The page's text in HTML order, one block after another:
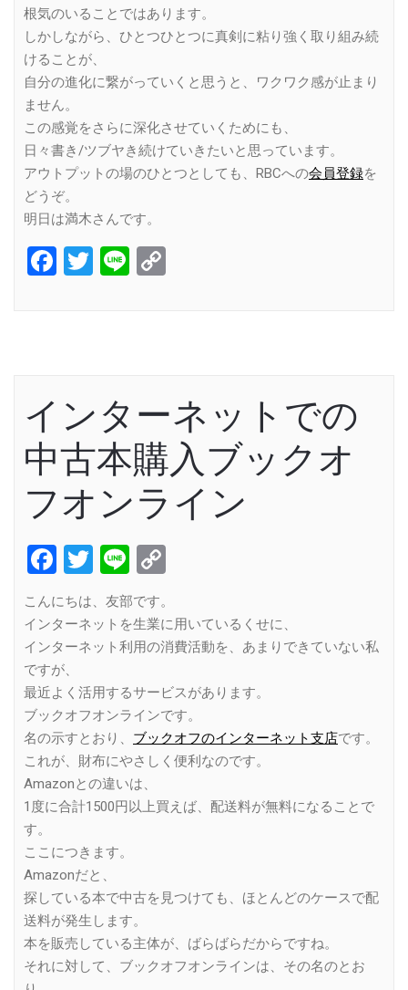
根気のいることではあります。
しかしながら、ひとつひとつに真剣に粘り強く取り組み続
けることが、
自分の進化に繋がっていくと思うと、ワクワク感が止まり
ません。
この感覚をさらに深化させていくためにも、
日々書き/ツブヤき続けていきたいと思っています。
アウトプットの場のひとつとしても、RBCへの会員登録を
どうぞ。
明日は満木さんです。
Facebook
Twitter
Line
インターネットでの
中古本購入ブックオ
フオンライン
Facebook
Twitter
Line
こんにちは、友部です。
インターネットを生業に用いているくせに、
インターネット利用の消費活動を、あまりできていない私
ですが、
最近よく活用するサービスがあります。
ブックオフオンラインです。
名の示すとおり、 ブックオフのインターネット支店です。
これが、財布にやさしく便利なのです。
Amazonとの違いは、
1度に合計1500円以上買えば、配送料が無料になることで
す。
ここにつきます。
Amazonだと、
探している本で中古を見つけても、ほとんどのケースで配
送料が発生します。
本を販売している主体が、ばらばらだからですね。
それに対して、ブックオフオンラインは、その名のとお